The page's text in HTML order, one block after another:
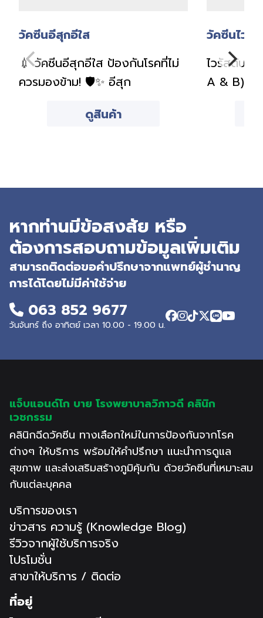
วัคซีนอีสุกอีใส
💉 วัคซีนอีสุกอีใส ป้องกันโรคที่ไม่
ควรมองข้าม! 🛡️✨ อีสุก
ดูสินค้า
วัคซีนไวรั
ไวรัสตับอั
A & B) อั
หากท่านมีข้อสงสัย หรือ
ต้องการสอบถามข้อมูลเพิ่มเติม
สามารถติดต่อขอคำปรึกษาจากแพทย์ผู้ชำนาญ
การได้โดยไม่มีค่าใช้จ่าย
063 852 9677
วันจันทร์ ถึง อาทิตย์ เวลา 10.00 - 19.00 น.
แจ็บแอนด์โก บาย โรงพยาบาลวิภาวดี คลินิก
เวชกรรม
คลินิกฉีดวัคซีน ทางเลือกใหม่ในการป้องกันจากโรค
ต่างๆ ให้บริการ พร้อมให้คำปรึกษา แนะนำการดูแล
สุขภาพ และส่งเสริมสร้างภูมิคุ้มกัน ด้วยวัคซีนที่เหมาะสม
กับแต่ละบุคคล
บริการของเรา
ข่าวสาร ความรู้ (Knowledge Blog)
รีวิวจากผู้ใช้บริการจริง
โปรโมชั่น
สาขาให้บริการ / ติดต่อ
ที่อยู่